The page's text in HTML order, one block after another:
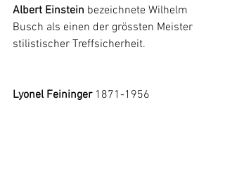
Albert Einstein bezeichnete Wilhelm
Busch als einen der grössten Meister
stilistischer Treffsicherheit.
Lyonel Feininger 1871-1956